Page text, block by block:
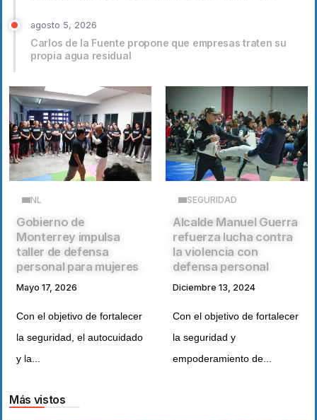
agosto 5, 2026
Carlos de la Fuente propone que empresas traten su
propia agua residual
NL
Gobierno de
Monterrey impulsa
taller de defensa
personal para mujeres
Mayo 17, 2026
Con el objetivo de fortalecer
la seguridad, el autocuidado
y la...
SEGURIDAD
Alcalde Manuel Guerra
refuerza lucha contra
la violencia con
defensa personal
Diciembre 13, 2024
Con el objetivo de fortalecer
la seguridad y
empoderamiento de...
Más vistos